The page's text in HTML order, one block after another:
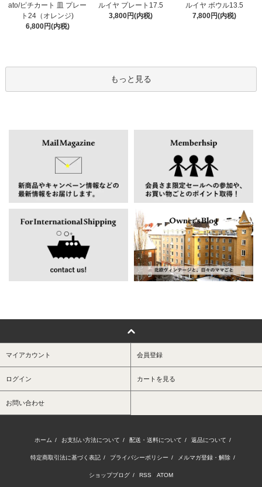
ato/ピチカート 皿 プレー
ト24（オレンジ)
6,800円(内税)
ルイヤ プレート17.5
3,800円(内税)
ルイヤ ボウル13.5
7,800円(内税)
もっと見る
マイアカウント 会員登録
ログイン カートを見る
お問い合わせ
ホーム / お支払い方法について / 配送・送料について / 返品について /
特定商取引法に基づく表記 / プライバシーポリシー / メルマガ登録・解除 /
ショップブログ / RSS ATOM